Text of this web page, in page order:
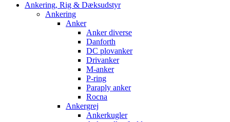
Ankering, Rig & Dæksudstyr
Ankering
Anker
Anker diverse
Danforth
DC plovanker
Drivanker
M-anker
P-ring
Paraply anker
Rocna
Ankergrej
Ankerkugler